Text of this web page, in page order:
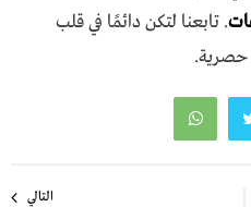
. تابعنا لتكن دائمًا في قلب
حصرية.
التالي